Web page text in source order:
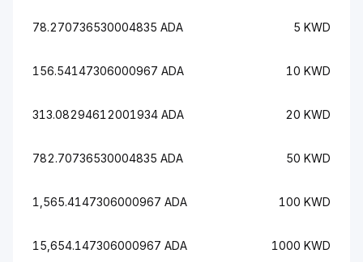
78.270736530004835 ADA 5 KWD
156.54147306000967 ADA 10 KWD
313.08294612001934 ADA 20 KWD
782.70736530004835 ADA 50 KWD
1,565.4147306000967 ADA 100 KWD
15,654.147306000967 ADA 1000 KWD